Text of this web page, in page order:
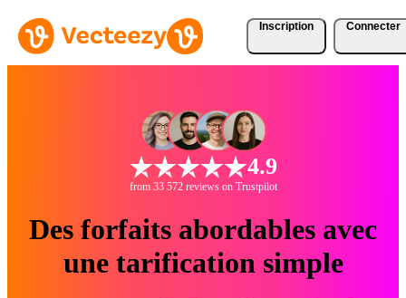
Inscription Connecter
4.9
from 33 572 reviews on Trustpilot
Des forfaits abordables avec
une tarification simple